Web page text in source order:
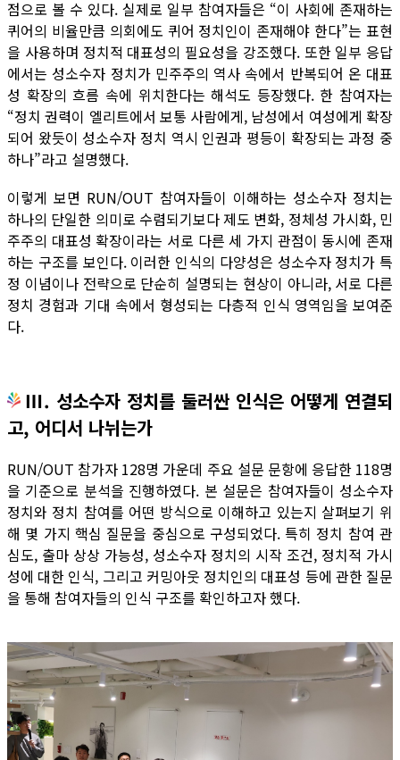
점으로 볼 수 있다. 실제로 일부 참여자들은 “이 사회에 존재하는
퀴어의 비율만큼 의회에도 퀴어 정치인이 존재해야 한다”는 표현
을 사용하며 정치적 대표성의 필요성을 강조했다. 또한 일부 응답
에서는 성소수자 정치가 민주주의 역사 속에서 반복되어 온 대표
성 확장의 흐름 속에 위치한다는 해석도 등장했다. 한 참여자는
“정치 권력이 엘리트에서 보통 사람에게, 남성에서 여성에게 확장
되어 왔듯이 성소수자 정치 역시 인권과 평등이 확장되는 과정 중
하나”라고 설명했다.
이렇게 보면 RUN/OUT 참여자들이 이해하는 성소수자 정치는
하나의 단일한 의미로 수렴되기보다 제도 변화, 정체성 가시화, 민
주주의 대표성 확장이라는 서로 다른 세 가지 관점이 동시에 존재
하는 구조를 보인다. 이러한 인식의 다양성은 성소수자 정치가 특
정 이념이나 전략으로 단순히 설명되는 현상이 아니라, 서로 다른
정치 경험과 기대 속에서 형성되는 다층적 인식 영역임을 보여준
다.
Ⅲ. 성소수자 정치를 둘러싼 인식은 어떻게 연결되
고, 어디서 나뉘는가
RUN/OUT 참가자 128명 가운데 주요 설문 문항에 응답한 118명
을 기준으로 분석을 진행하였다. 본 설문은 참여자들이 성소수자
정치와 정치 참여를 어떤 방식으로 이해하고 있는지 살펴보기 위
해 몇 가지 핵심 질문을 중심으로 구성되었다. 특히 정치 참여 관
심도, 출마 상상 가능성, 성소수자 정치의 시작 조건, 정치적 가시
성에 대한 인식, 그리고 커밍아웃 정치인의 대표성 등에 관한 질문
을 통해 참여자들의 인식 구조를 확인하고자 했다.